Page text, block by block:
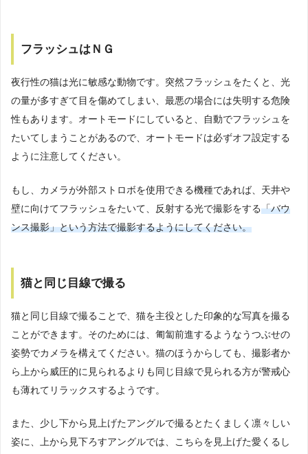
フラッシュはＮＧ
夜行性の猫は光に敏感な動物です。突然フラッシュをたくと、光
の量が多すぎて目を傷めてしまい、最悪の場合には失明する危険
性もあります。オートモードにしていると、自動でフラッシュを
たいてしまうことがあるので、オートモードは必ずオフ設定する
ように注意してください。
もし、カメラが外部ストロボを使用できる機種であれば、天井や
壁に向けてフラッシュをたいて、反射する光で撮影をする「バウ
ンス撮影」という方法で撮影するようにしてください。
猫と同じ目線で撮る
猫と同じ目線で撮ることで、猫を主役とした印象的な写真を撮る
ことができます。そのためには、匍匐前進するようなうつぶせの
姿勢でカメラを構えてください。猫のほうからしても、撮影者か
ら上から威圧的に見られるよりも同じ目線で見られる方が警戒心
も薄れてリラックスするようです。
また、少し下から見上げたアングルで撮るとたくましく凛々しい
姿に、上から見下ろすアングルでは、こちらを見上げた愛くるし